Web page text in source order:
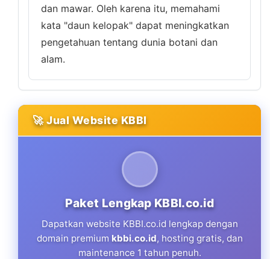
dan mawar. Oleh karena itu, memahami
kata "daun kelopak" dapat meningkatkan
pengetahuan tentang dunia botani dan
alam.
🚀 Jual Website KBBI
Paket Lengkap KBBI.co.id
Dapatkan website KBBI.co.id lengkap dengan
domain premium kbbi.co.id, hosting gratis, dan
maintenance 1 tahun penuh.